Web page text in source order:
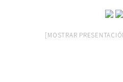
[MOSTRAR